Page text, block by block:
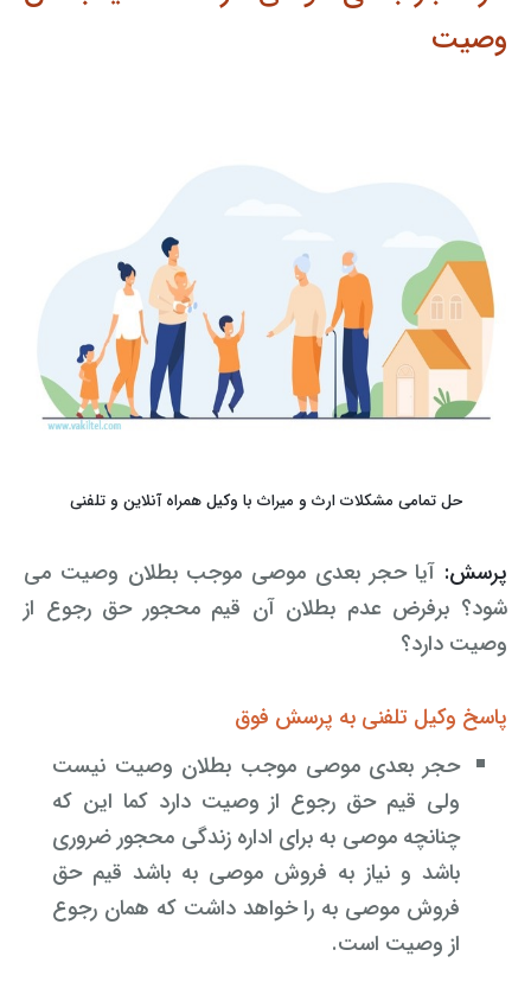
وصیت
حل تمامی مشکلات ارث و میراث با وکیل همراه آنلاین و تلفنی
پرسش: آیا حجر بعدی موصی موجب بطلان وصیت می
شود؟ برفرض عدم بطلان آن قیم محجور حق رجوع از
وصیت دارد؟
پاسخ وکیل تلفنی به پرسش فوق
حجر بعدی موصی موجب بطلان وصیت نیست
ولی قیم حق رجوع از وصیت دارد کما این که
چنانچه موصی به برای اداره زندگی محجور ضروری
باشد و نیاز به فروش موصی به باشد قیم حق
فروش موصی به را خواهد داشت که همان رجوع
از وصیت است.